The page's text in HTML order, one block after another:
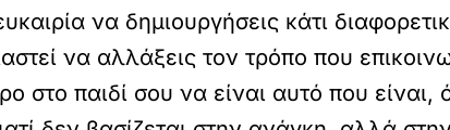
να δημιουργήσεις κάτι
να αλλάξεις τον τρόπο που
στο παιδί σου να είναι αυτό που είναι,